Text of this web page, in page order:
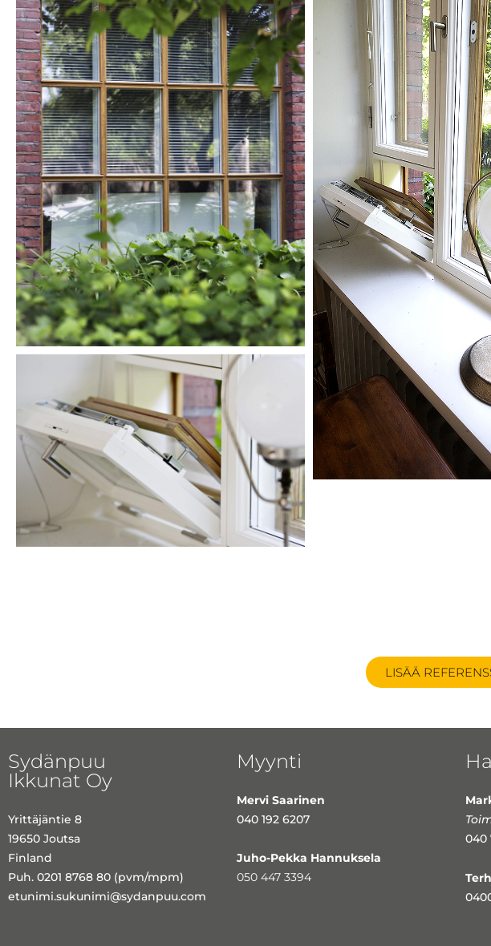
LISÄÄ
Sydänpuu
Ikkunat Oy
Yrittäjäntie 8
19650 Joutsa
Finland
Puh. 0201 8768 80 (pvm/mpm)
etunimi.sukunimi@sydanpuu.com
Myynti
Mervi Saarinen
040 192 6207
Juho-Pekka Hannuksela
050 447 3394
040